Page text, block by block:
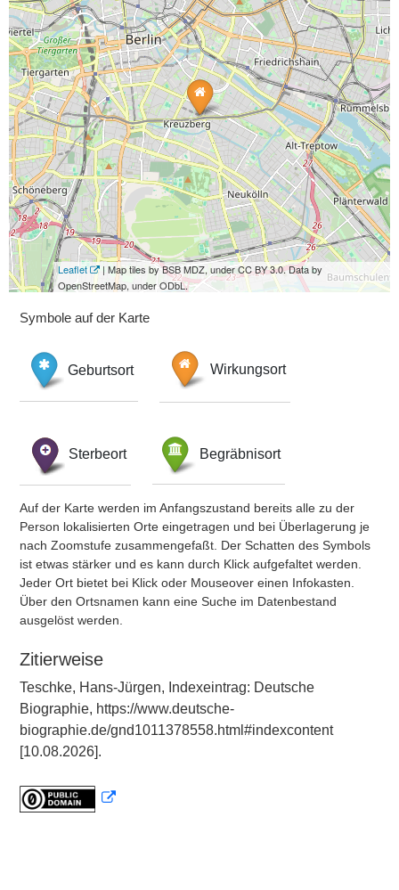
Leaflet
| Map tiles by BSB MDZ, under CC BY 3.0. Data by
OpenStreetMap, under ODbL.
Symbole auf der Karte
Geburtsort Wirkungsort
Sterbeort Begräbnisort
Auf der Karte werden im Anfangszustand bereits alle zu der
Person lokalisierten Orte eingetragen und bei Überlagerung je
nach Zoomstufe zusammengefaßt. Der Schatten des Symbols
ist etwas stärker und es kann durch Klick aufgefaltet werden.
Jeder Ort bietet bei Klick oder Mouseover einen Infokasten.
Über den Ortsnamen kann eine Suche im Datenbestand
ausgelöst werden.
Zitierweise
Teschke, Hans-Jürgen, Indexeintrag: Deutsche
Biographie, https://www.deutsche-
biographie.de/gnd1011378558.html#indexcontent
[10.08.2026].